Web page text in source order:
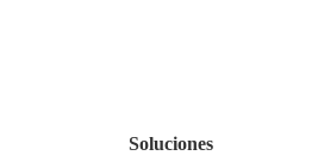
Soluciones